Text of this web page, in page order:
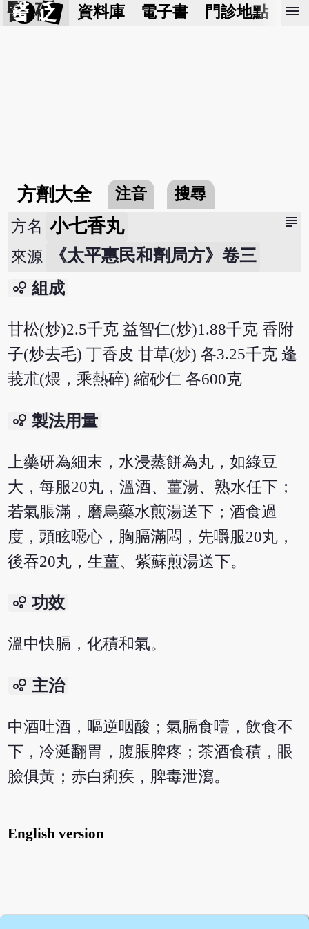
醫 砭 資料庫 電子書 門診地點 預
menu
方劑大全 注音 搜尋
subject
方名 小七香丸
來源 《太平惠民和劑局方》卷三
bubble_chart 組成
甘松(炒)2.5千克 益智仁(炒)1.88千克 香附
子(炒去毛) 丁香皮 甘草(炒) 各3.25千克 蓬
莪朮(煨，乘熱碎) 縮砂仁 各600克
bubble_chart 製法用量
上藥研為細末，水浸蒸餅為丸，如綠豆
大，每服20丸，溫酒、薑湯、熟水任下；
若氣脹滿，磨烏藥水煎湯送下；酒食過
度，頭眩噁心，胸膈滿悶，先嚼服20丸，
後吞20丸，生薑、紫蘇煎湯送下。
bubble_chart 功效
溫中快膈，化積和氣。
bubble_chart 主治
中酒吐酒，嘔逆咽酸；氣膈食噎，飲食不
下，冷涎翻胃，腹脹脾疼；茶酒食積，眼
臉俱黃；赤白痢疾，脾毒泄瀉。
English version